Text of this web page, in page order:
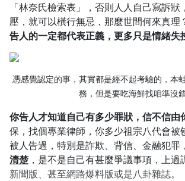
「林奈氏檢索表」，否則人人自己寫訴
壓，就可以橫行無忌，那麼世間何來真理
告人的一定都代表正義，更多只是情緒失
憑感覺認定的事，其實都是經不起考驗的，本
務，但是要吃海鮮找咱準沒
你告人才知道自己有多少罪狀，信不信由
保，找個專業律師，你多少祖宗八代會被
被人告過，特別是詐欺、背信、金融犯罪，
清楚，是不是自己有甚麼爭議事項，上過
新聞版、甚至網路爆料版或是八卦雜誌。